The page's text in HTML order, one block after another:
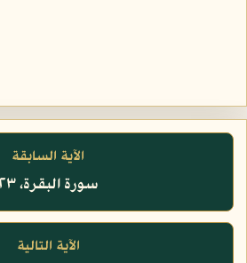
الآية السابقة
سورة البقرة، ٢٣
الآية التالية